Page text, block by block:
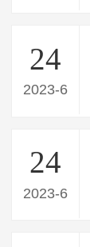
24
2023-6
24
2023-6